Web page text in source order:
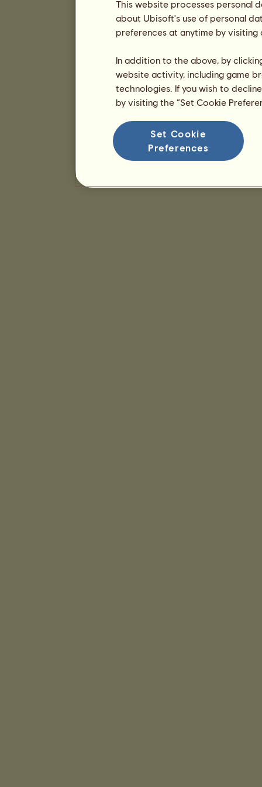
This website processes personal
about Ubisoft's use of personal
preferences at anytime by
In addition to the above, by
website activity, including game
technologies. If you wish to
by visiting the “Set Cookie
Set Cookie
Preferences